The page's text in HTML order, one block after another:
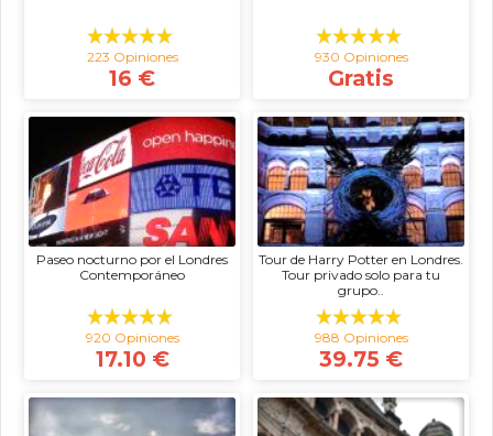
223 Opiniones
16 €
930 Opiniones
Gratis
Paseo nocturno por el Londres
Contemporáneo
920 Opiniones
17.10 €
Tour de Harry Potter en Londres.
Tour privado solo para tu
grupo..
988 Opiniones
39.75 €